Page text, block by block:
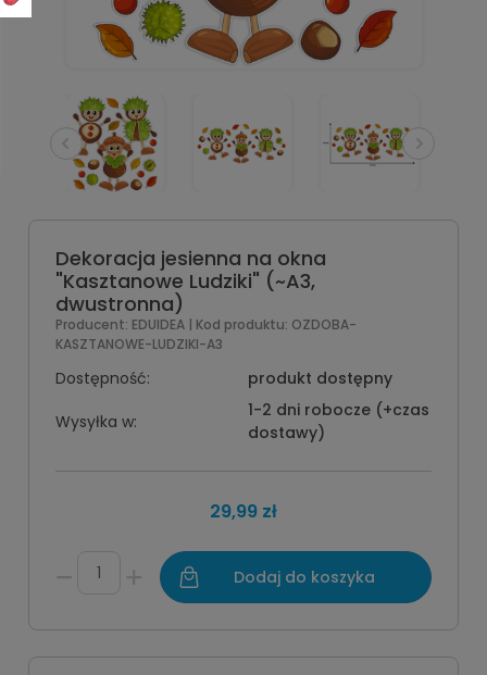
Dekoracja jesienna na okna
"Kasztanowe Ludziki" (~A3,
dwustronna)
Producent: EDUIDEA | Kod produktu: OZDOBA-
KASZTANOWE-LUDZIKI-A3
Dostępność:
produkt dostępny
Wysyłka w:
1-2 dni robocze (+czas
dostawy)
29,99 zł
Dodaj do koszyka